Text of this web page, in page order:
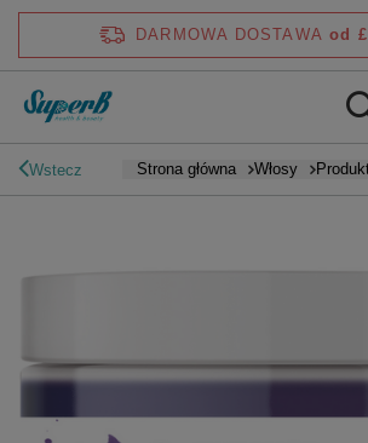
DARMOWA DOSTAWA od
Wstecz Strona główna Włosy